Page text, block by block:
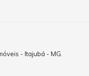
- Itajubá - MG.